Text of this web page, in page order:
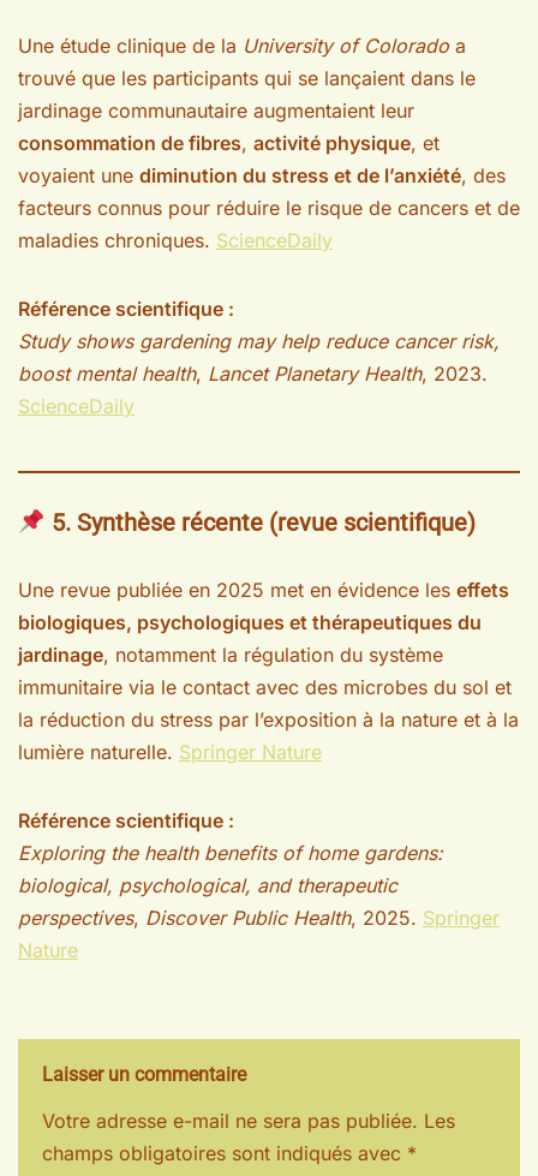
Une étude clinique de la University of Colorado a
trouvé que les participants qui se lançaient dans le
jardinage communautaire augmentaient leur
consommation de fibres, activité physique, et
voyaient une diminution du stress et de l’anxiété, des
facteurs connus pour réduire le risque de cancers et de
maladies chroniques. ScienceDaily
Référence scientifique :
Study shows gardening may help reduce cancer risk,
boost mental health, Lancet Planetary Health, 2023.
ScienceDaily
5. Synthèse récente (revue scientifique)
Une revue publiée en 2025 met en évidence les effets
biologiques, psychologiques et thérapeutiques du
jardinage, notamment la régulation du système
immunitaire via le contact avec des microbes du sol et
la réduction du stress par l’exposition à la nature et à la
lumière naturelle. Springer Nature
Référence scientifique :
Exploring the health benefits of home gardens:
biological, psychological, and therapeutic
perspectives, Discover Public Health, 2025. Springer
Nature
Laisser un commentaire
Votre adresse e-mail ne sera pas publiée. Les
champs obligatoires sont indiqués avec *